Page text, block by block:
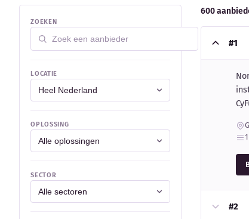
ZOEKEN
LOCATIE
OPLOSSING
SECTOR
600
#1
#2